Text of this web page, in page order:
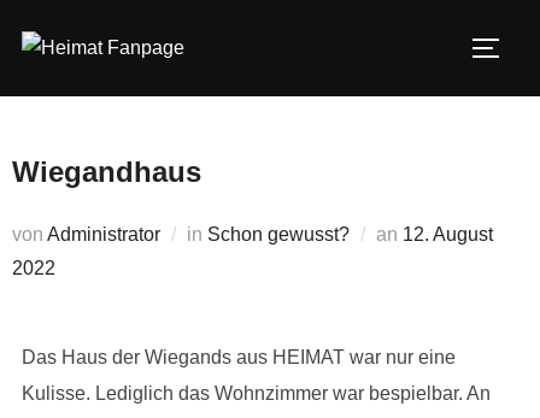
Inhalt
Wiegandhaus
von Administrator in Schon gewusst? an Veröffentlicht
12. August
2022
Das Haus der Wiegands aus HEIMAT war nur eine
Kulisse. Lediglich das Wohnzimmer war bespielbar. An